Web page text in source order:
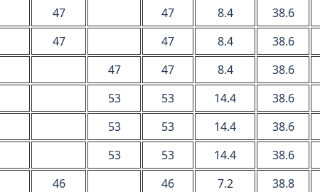
47 47 8.4
38.6
47 47 8.4
38.6
47 47 8.4 38.6
53 53 14.4
38.6
53 53 14.4
38.6
53 53 14.4
38.6
46 46 7.2
38.8